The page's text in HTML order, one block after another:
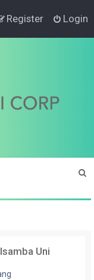
Login
Register
Uni